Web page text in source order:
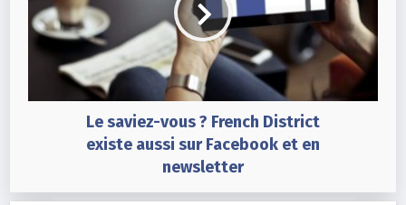
Le saviez-vous ? French District
existe aussi sur Facebook et en
newsletter